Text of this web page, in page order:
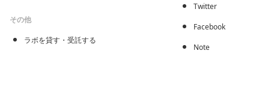
その他
ラボを貸す・受託する
Twitter
Facebook
Note